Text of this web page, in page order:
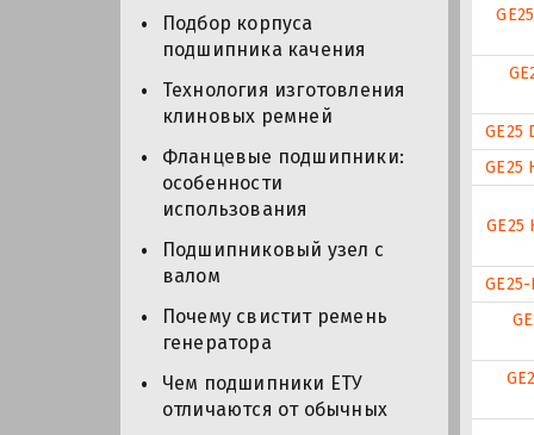
Подбор корпуса
подшипника качения
Технология изготовления
клиновых ремней
Фланцевые подшипники:
особенности
использования
Подшипниковый узел с
валом
Почему свистит ремень
генератора
Чем подшипники ЕТУ
отличаются от обычных
GE25
GE25
GE25
GE25-